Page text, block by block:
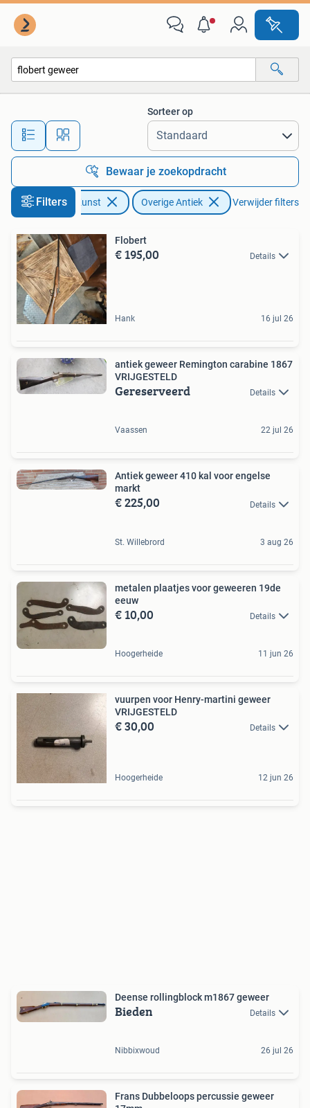
Alle afstanden…
Sorteer op
Bewaar je zoekopdracht
Filters
Antiek en Kunst Overige Antiek Verwijder filters
Flobert
€ 195,00 Details
Hank 16 jul 26
antiek geweer Remington carabine 1867
VRIJGESTELD
Gereserveerd Details
Vaassen 22 jul 26
Antiek geweer 410 kal voor engelse
markt
€ 225,00 Details
St. Willebrord 3 aug 26
metalen plaatjes voor geweeren 19de
eeuw
€ 10,00 Details
Hoogerheide 11 jun 26
vuurpen voor Henry-martini geweer
VRIJGESTELD
€ 30,00 Details
Hoogerheide 12 jun 26
Deense rollingblock m1867 geweer
Bieden Details
Nibbixwoud 26 jul 26
Frans Dubbeloops percussie geweer